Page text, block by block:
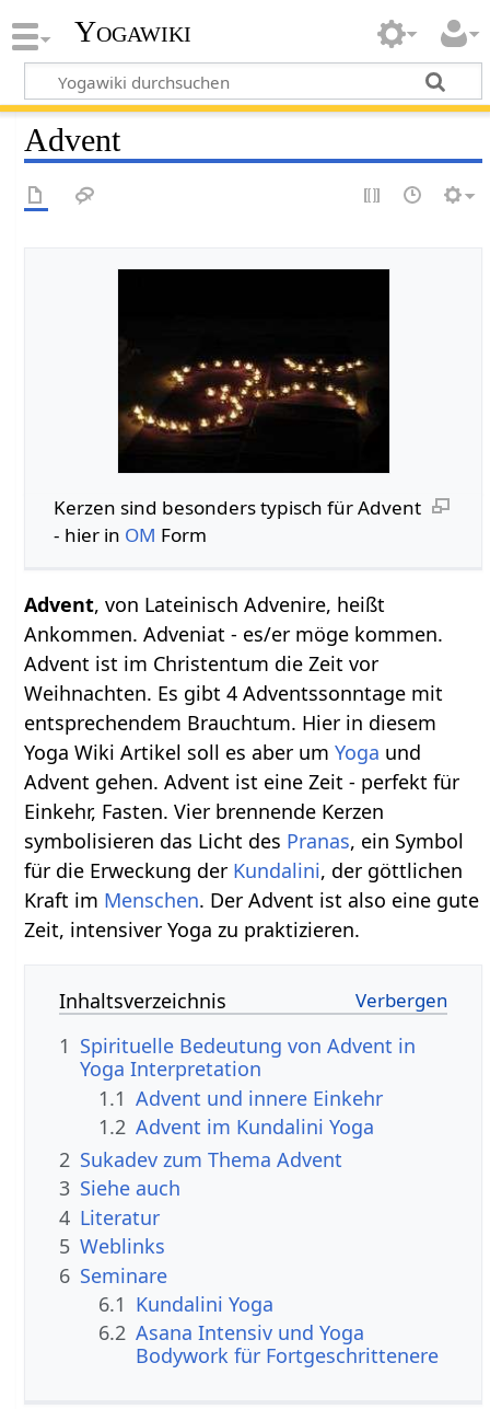
Yogawiki
Advent
Kerzen sind besonders typisch für Advent
- hier in OM Form
Advent, von Lateinisch Advenire, heißt
Ankommen. Adveniat - es/er möge kommen.
Advent ist im Christentum die Zeit vor
Weihnachten. Es gibt 4 Adventssonntage mit
entsprechendem Brauchtum. Hier in diesem
Yoga Wiki Artikel soll es aber umYoga und
Advent gehen. Advent ist eine Zeit - perfekt für
Einkehr, Fasten. Vier brennende Kerzen
symbolisieren das Licht des Pranas, ein Symbol
für die Erweckung der Kundalini, der göttlichen
Kraft im Menschen. Der Advent ist also eine gute
Zeit, intensiver Yoga zu praktizieren.
Inhaltsverzeichnis
1 Spirituelle Bedeutung von Advent in
Yoga Interpretation
1.1 Advent und innere Einkehr
1.2 Advent im Kundalini Yoga
2 Sukadev zum Thema Advent
3 Siehe auch
4 Literatur
5 Weblinks
6 Seminare
6.1 Kundalini Yoga
6.2 Asana Intensiv und Yoga
Bodywork für Fortgeschrittenere